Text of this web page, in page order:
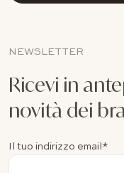
NEWSLETTER
Ricevi in
novità dei
Il tuo indirizzo email*